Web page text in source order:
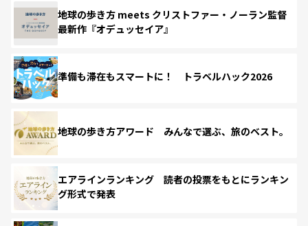
地球の歩き方 meets クリストファー・ノーラン監督
最新作『オデュッセイア』
準備も滞在もスマートに！ トラベルハック2026
地球の歩き方アワード みんなで選ぶ、旅のベスト。
エアラインランキング 読者の投票をもとにランキン
グ形式で発表